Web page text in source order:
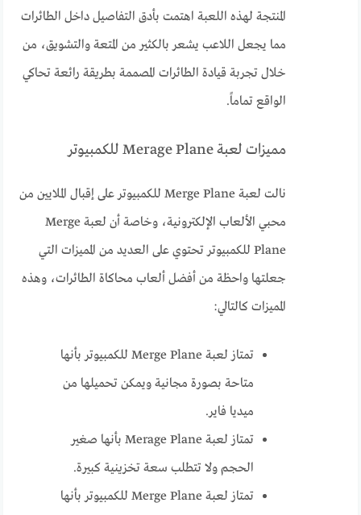
المنتجة لهذه اللعبة اهتمت بأدق التفاصيل داخل الطائرات
مما يجعل اللاعب يشعر بالكثير من المتعة والتشويق، من
خلال تجربة قيادة الطائرات المصممة بطريقة رائعة تحاكي
الواقع تماماً.
مميزات لعبة Merage Plane للكمبيوتر
نالت لعبة Merge Plane للكمبيوتر على إقبال الملايين من
محبي الألعاب الإلكترونية، وخاصة أن لعبة Merge
Plane للكمبيوتر تحتوي على العديد من المميزات التي
جعلتها واحظة من أفضل ألعاب محاكاة الطائرات، وهذه
المميزات كالتالي:
تمتاز لعبة Merge Plane للكمبيوتر بأنها
متاحة بصورة مجانية ويمكن تحميلها من
ميديا فاير.
تمتاز لعبة Merage Plane بأنها صغير
الحجم ولا تتطلب سعة تخزينية كبيرة.
تمتاز لعبة Merge Plane للكمبيوتر بأنها